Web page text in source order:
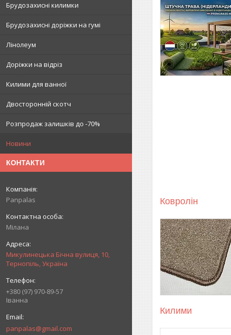
Брудозахисні килимки
Брудозахисні доріжки на гумі
Лінолеум
Доріжки на відріз
Килими для ванної
Двосторонній скотч
Розпродаж залишків до -70%
Новини
КОНТАКТИ
Panpalas
Мілана
Микулинецька Бічна вулиця, 10,
Тернопіль, Україна
+380 (97) 970-89-57
Іванна
panpalas@gmail.com
Ковролін
Килими